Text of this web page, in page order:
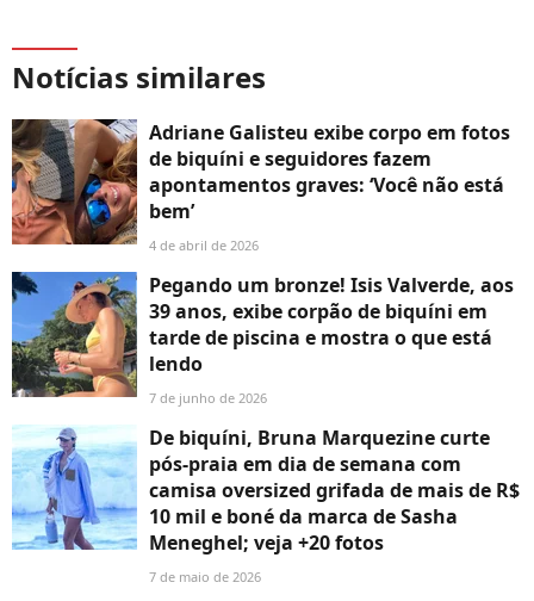
Notícias similares
Adriane Galisteu exibe corpo em fotos
de biquíni e seguidores fazem
apontamentos graves: ‘Você não está
bem’
4 de abril de 2026
Pegando um bronze! Isis Valverde, aos
39 anos, exibe corpão de biquíni em
tarde de piscina e mostra o que está
lendo
7 de junho de 2026
De biquíni, Bruna Marquezine curte
pós-praia em dia de semana com
camisa oversized grifada de mais de R$
10 mil e boné da marca de Sasha
Meneghel; veja +20 fotos
7 de maio de 2026